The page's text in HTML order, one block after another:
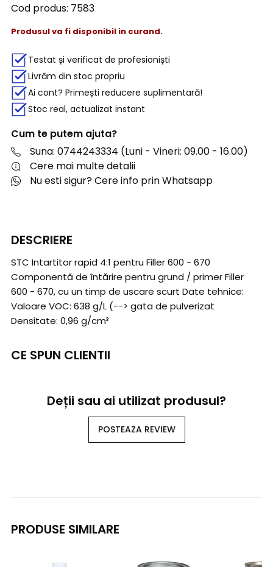
Cod produs: 7583
Produsul va fi disponibil in curand.
Testat și verificat de profesioniști
Livrăm din stoc propriu
Ai cont? Primești reducere suplimentară!
Stoc real, actualizat instant
Cum te putem ajuta?
Suna: 0744243334 (Luni - Vineri: 09.00 - 16.00)
Cere mai multe detalii
Nu esti sigur? Cere info prin Whatsapp
DESCRIERE
STC Intartitor rapid 4:1 pentru Filler 600 - 670
Componentă de întărire pentru grund / primer Filler
600 - 670, cu un timp de uscare scurt Date tehnice:
Valoare VOC: 638 g/L (--> gata de pulverizat
Densitate: 0,96 g/cm³
CE SPUN CLIENTII
Deții sau ai utilizat produsul?
POSTEAZA REVIEW
PRODUSE SIMILARE